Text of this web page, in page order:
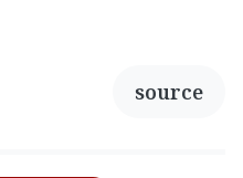
source